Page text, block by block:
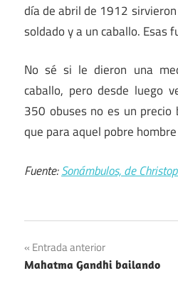
día de abril de 1912
soldado y a un caballo. Esas
No sé si le dieron una
caballo, pero desde luego
350 obuses no es un precio
que para aquel pobre
Fuente:Sonámbulos, de
Navegación
de
Entrada anterior
Mahatma Gandhi bailando